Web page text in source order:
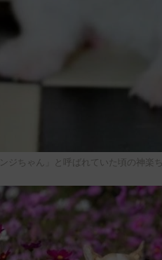
ジちゃん」と呼ばれていた頃の神楽